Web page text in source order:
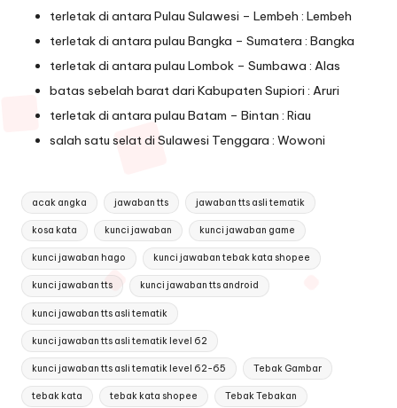
terletak di antara Pulau Sulawesi – Lembeh : Lembeh
terletak di antara pulau Bangka – Sumatera : Bangka
terletak di antara pulau Lombok – Sumbawa : Alas
batas sebelah barat dari Kabupaten Supiori : Aruri
terletak di antara pulau Batam – Bintan : Riau
salah satu selat di Sulawesi Tenggara : Wowoni
Tags:
acak angka jawaban tts jawaban tts asli tematik
kosa kata kunci jawaban kunci jawaban game
kunci jawaban hago kunci jawaban tebak kata shopee
kunci jawaban tts kunci jawaban tts android
kunci jawaban tts asli tematik
kunci jawaban tts asli tematik level 62
kunci jawaban tts asli tematik level 62-65 Tebak Gambar
tebak kata tebak kata shopee Tebak Tebakan